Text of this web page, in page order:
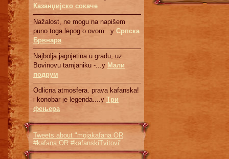
Казанџијско сокаче
Nažalost, ne mogu na napišem
puno toga lepog o ovom...у Српскa
Брвнaрa
Najbolja jagnjetina u gradu, uz
Bovinovu tamjaniku -...у Мали
подрум
Odlicna atmosfera. prava kafanska!
i konobar je legenda....у Три
фењера
Tweets about "mojakafana OR
#kafana OR #kafanskiTvitovi"